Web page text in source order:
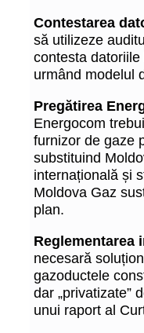
Contestarea
să utilizeze
contesta
urmând modelul
Pregătirea
Energocom
furnizor de gaze
substituind
internațională și
Moldova Gaz
plan.
Reglementarea
necesară
gazoductele
dar „privatizate”
unui raport al